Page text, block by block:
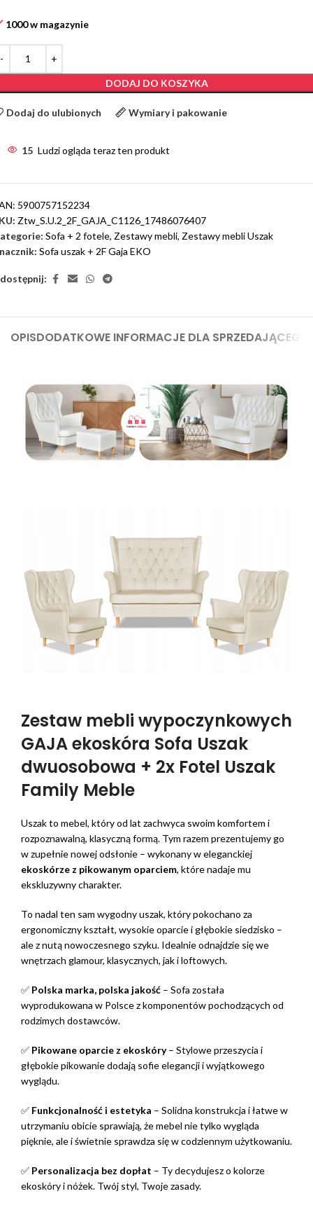
1000 w magazynie
DODAJ DO KOSZYKA
Dodaj do ulubionych Wymiary i pakowanie
15 Ludzi ogląda teraz ten produkt
5900757152234
Ztw_S.U.2_2F_GAJA_C1126_17486076407
Sofa + 2 fotele, Zestawy mebli, Zestawy mebli Uszak
Sofa uszak + 2F Gaja EKO
OPISDODATKOWE INFORMACJE DLA SPRZEDAJĄCEGO
Zestaw mebli wypoczynkowych
GAJA ekoskóra Sofa Uszak
dwuosobowa + 2x Fotel Uszak
Family Meble
Uszak to mebel, który od lat zachwyca swoim komfortem i
rozpoznawalną, klasyczną formą. Tym razem prezentujemy go
w zupełnie nowej odsłonie – wykonany w eleganckiej
ekoskórze z pikowanym oparciem, które nadaje mu
ekskluzywny charakter.
To nadal ten sam wygodny uszak, który pokochano za
ergonomiczny kształt, wysokie oparcie i głębokie siedzisko –
ale z nutą nowoczesnego szyku. Idealnie odnajdzie się we
wnętrzach glamour, klasycznych, jak i loftowych.
✅ Polska marka, polska jakość – Sofa została
wyprodukowana w Polsce z komponentów pochodzących od
rodzimych dostawców.
✅ Pikowane oparcie z ekoskóry– Stylowe przeszycia i
głębokie pikowanie dodają sofie elegancji i wyjątkowego
wyglądu.
✅ Funkcjonalność i estetyka – Solidna konstrukcja i łatwe w
utrzymaniu obicie sprawiają, że mebel nie tylko wygląda
pięknie, ale i świetnie sprawdza się w codziennym użytkowaniu.
✅ Personalizacja bez dopłat – Ty decydujesz o kolorze
ekoskóry i nóżek. Twój styl, Twoje zasady.